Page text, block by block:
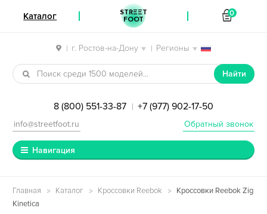
| г. Ростов-на-Дону | Регионы
Перейти к навигации
Перейти к содержимому
Найти
8 (800) 551-33-87 | +7 (977) 902-17-50
Обратный звонок
info@streetfoot.ru
Навигация
Главная Каталог Кроссовки Reebok
Кроссовки Reebok Zig
Kinetica
Каталог STREET
FOOT
0